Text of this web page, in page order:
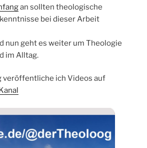
an sollten theologische
bei dieser Arbeit
nun geht es weiter um Theologie
im Alltag.
veröffentliche ich Videos auf